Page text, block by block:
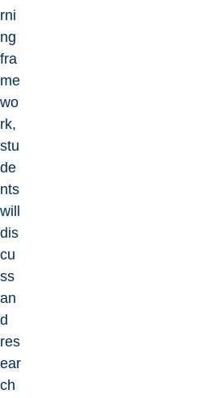
rni
ng
fra
me
wo
rk,
stu
de
nts
will
dis
cu
ss
an
d
res
ear
ch